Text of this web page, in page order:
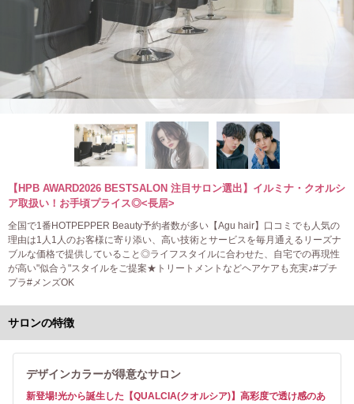
【HPB AWARD2026 BESTSALON 注目サロン選出】イルミナ・クオルシ
ア取扱い！お手頃プライス◎<長居>
全国で1番HOTPEPPER Beauty予約者数が多い【Agu hair】口コミでも人気の
理由は1人1人のお客様に寄り添い、高い技術とサービスを毎月通えるリーズナ
ブルな価格で提供していること◎ライフスタイルに合わせた、自宅での再現性
が高い"似合う"スタイルをご提案★トリートメントなどヘアケアも充実♪#プチ
プラ#メンズOK
サロンの特徴
デザインカラーが得意なサロン
新登場!光から誕生した【QUALCIA(クオルシア)】高彩度で透け感のあ